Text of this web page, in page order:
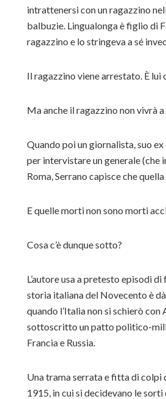
intrattenersi con un ragazzino
balbuzie. Lingualonga è figlio di
ragazzino e lo stringeva a sé
Il ragazzino viene arrestato. È lui
Ma anche il ragazzino non vivrà a
Quando poi un giornalista, suo
per intervistare un generale (che
Roma, Serrano capisce che
E quelle morti non sono morti
Cosa c’è dunque sotto?
L’autore usa a pretesto episodi
storia italiana del Novecento è
quando l’Italia non si schierò
sottoscritto un patto politico-
Francia e Russia.
Una trama serrata e fitta di colpi
1915, in cui si decidevano le